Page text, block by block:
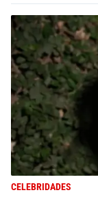
CELEBRIDADES